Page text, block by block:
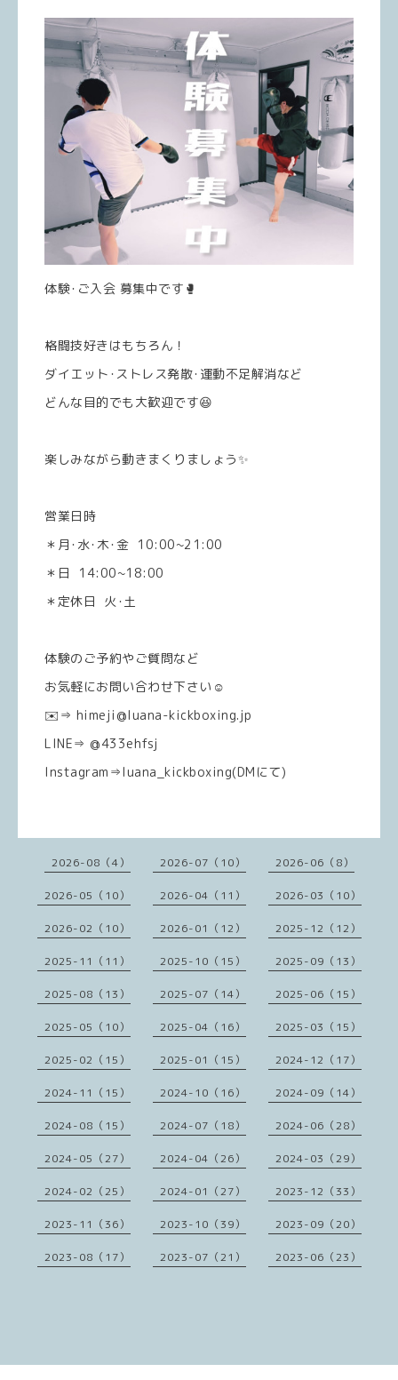
体験･ご入会 募集中です🥊
格闘技好きはもちろん！
ダイエット･ストレス発散･運動不足解消など
どんな目的でも大歓迎です😆
楽しみながら動きまくりましょう✨
営業日時
＊月･水･木･金 10:00~21:00
＊日 14:00~18:00
＊定休日 火･土
体験のご予約やご質問など
お気軽にお問い合わせ下さい☺️
✉️⇒ himeji@luana-kickboxing.jp
LINE⇒ @433ehfsj
Instagram⇒luana_kickboxing(DMにて)
2026-08（4） 2026-07（10） 2026-06（8）
2026-05（10） 2026-04（11） 2026-03（10）
2026-02（10） 2026-01（12） 2025-12（12）
2025-11（11） 2025-10（15） 2025-09（13）
2025-08（13） 2025-07（14） 2025-06（15）
2025-05（10） 2025-04（16） 2025-03（15）
2025-02（15） 2025-01（15） 2024-12（17）
2024-11（15） 2024-10（16） 2024-09（14）
2024-08（15） 2024-07（18） 2024-06（28）
2024-05（27） 2024-04（26） 2024-03（29）
2024-02（25） 2024-01（27） 2023-12（33）
2023-11（36） 2023-10（39） 2023-09（20）
2023-08（17） 2023-07（21） 2023-06（23）